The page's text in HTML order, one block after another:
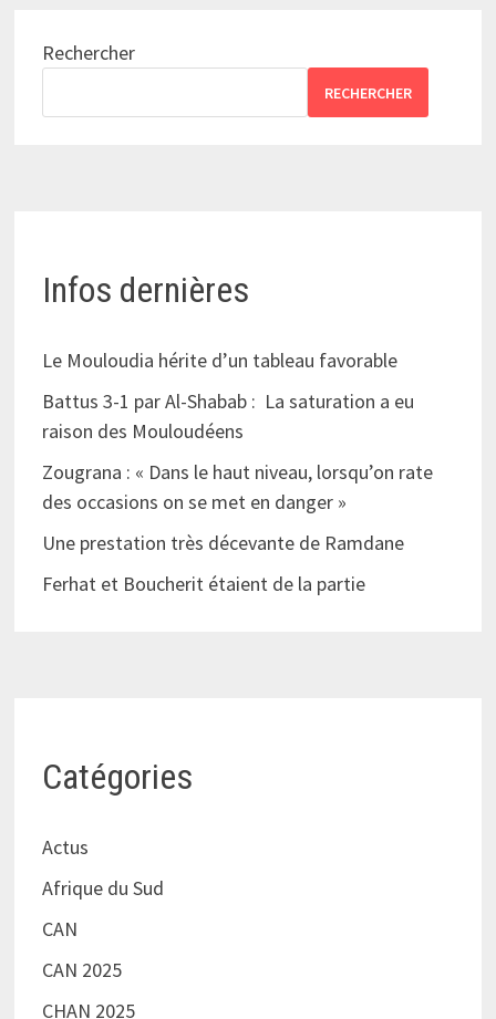
Rechercher
RECHERCHER
Infos dernières
Le Mouloudia hérite d’un tableau favorable
Battus 3-1 par Al-Shabab : La saturation a eu
raison des Mouloudéens
Zougrana : « Dans le haut niveau, lorsqu’on rate
des occasions on se met en danger »
Une prestation très décevante de Ramdane
Ferhat et Boucherit étaient de la partie
Catégories
Actus
Afrique du Sud
CAN
CAN 2025
CHAN 2025